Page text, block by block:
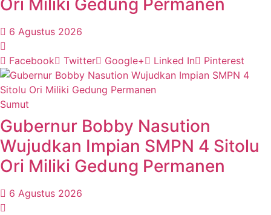
Ori Miliki Gedung Permanen
6 Agustus 2026
Facebook Twitter Google+ Linked In Pinterest
Sumut
Gubernur Bobby Nasution
Wujudkan Impian SMPN 4 Sitolu
Ori Miliki Gedung Permanen
6 Agustus 2026